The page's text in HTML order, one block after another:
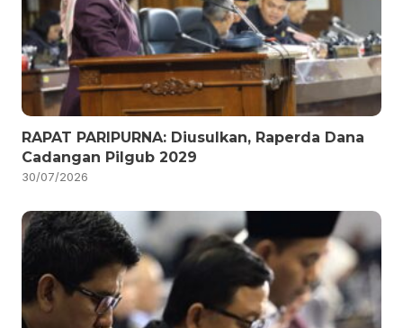
RAPAT PARIPURNA: Diusulkan, Raperda Dana
Cadangan Pilgub 2029
30/07/2026